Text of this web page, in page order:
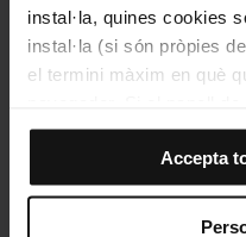
instal·la, quines cookies
instal·la (si són pròpies
el termini màxim en què
que no instal·la cap
Si tries l’opció “Accepta
totes aquestes cookies
El selector que es troba
Accepta
10% de descompte en